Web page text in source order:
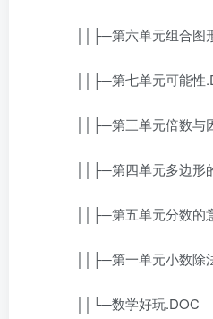
││├─第六单元组合图
││├─第七单元可能性
││├─第三单元倍数与
││├─第四单元多边形
││├─第五单元分数的
││├─第一单元小数除
││└─数学好玩.DOC